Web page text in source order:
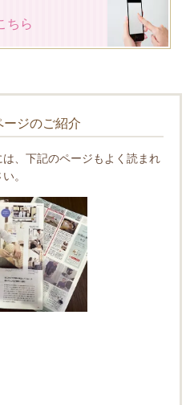
ちら
ージのご紹介
、下記のページもよく読まれ
。